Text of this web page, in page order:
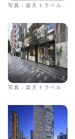
写真：楽天トラベル
写真：楽天トラベル